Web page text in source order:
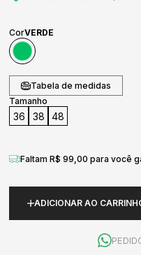
CorVERDE
Tabela de medidas
Tamanho
36 38 48
ADICIONAR AO
Faltam R$ 99,00 para você